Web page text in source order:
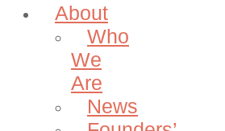
About
Who
We
Are
News